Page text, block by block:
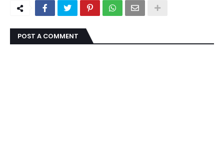
POST A COMMENT